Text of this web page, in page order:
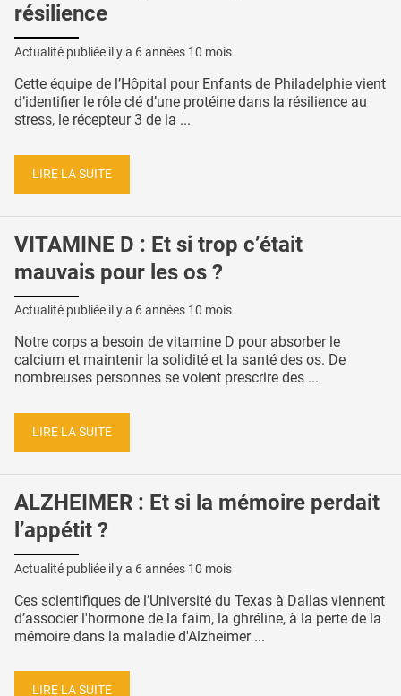
résilience
Actualité publiée il y a 6 années 10 mois
Cette équipe de l’Hôpital pour Enfants de Philadelphie vient
d’identifier le rôle clé d’une protéine dans la résilience au
stress, le récepteur 3 de la ...
LIRE LA SUITE
VITAMINE D : Et si trop c’était
mauvais pour les os ?
Actualité publiée il y a 6 années 10 mois
Notre corps a besoin de vitamine D pour absorber le
calcium et maintenir la solidité et la santé des os. De
nombreuses personnes se voient prescrire des ...
LIRE LA SUITE
ALZHEIMER : Et si la mémoire perdait
l’appétit ?
Actualité publiée il y a 6 années 10 mois
Ces scientifiques de l’Université du Texas à Dallas viennent
d’associer l'hormone de la faim, la ghréline, à la perte de la
mémoire dans la maladie d'Alzheimer ...
LIRE LA SUITE